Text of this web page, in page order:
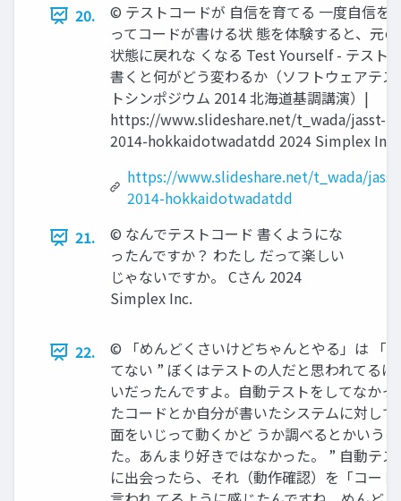
20.
©︎ テストコードが 自信を育てる 一度自信を
ってコードが書ける状 態を体験すると、元の
状態に戻れな くなる Test Yourself - テスト
書くと何がどう変わるか（ソフトウェアテス
トシンポジウム 2014 北海道基調講演）|
https://www.slideshare.net/t_wada/jasst-
2014-hokkaidotwadatdd 2024 Simplex Inc.
https://www.slideshare.net/t_wada/
2014-hokkaidotwadatdd
21.
©︎ なんでテストコード 書くようにな
ったんですか？ わたし だって楽しい
じゃないですか。 Cさん 2024
Simplex Inc.
22.
©︎ 「めんどくさいけどちゃんとやる」は 「
てない ” ぼくはテストの人だと思われてる
いだったんですよ。自動テストをしてなか
たコードとか自分が書いたシステムに対し
面をいじって動くかど うか調べるとかいう
た。あんまり好きではなかった。 ” 自動テ
に出会ったら、それ（動作確認）を「コー